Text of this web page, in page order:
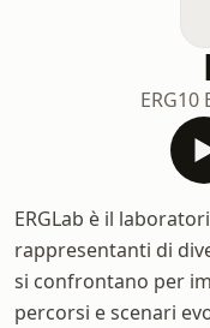
ERG10
ERGLab è il
rappresentanti di
si confrontano per
percorsi e scenari